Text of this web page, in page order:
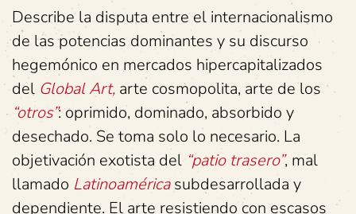
Describe la disputa entre el internacionalismo
de las potencias dominantes y su discurso
hegemónico en mercados hipercapitalizados
del Global Art, arte cosmopolita, arte de los
“otros”: oprimido, dominado, absorbido y
desechado. Se toma solo lo necesario. La
objetivación exotista del “patio trasero”, mal
llamado Latinoaméricasubdesarrollada y
dependiente. El arte resistiendo con escasos